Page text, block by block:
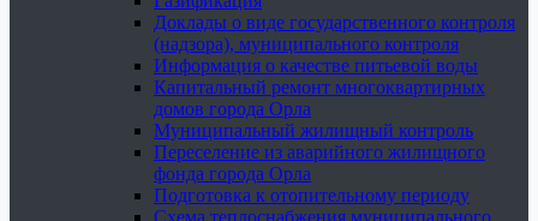
Доклады о виде государственного контроля
(надзора), муниципального контроля
Информация о качестве питьевой воды
Капитальный ремонт многоквартирных
домов города Орла
Муниципальный жилищный контроль
Переселение из аварийного жилищного
фонда города Орла
Подготовка к отопительному периоду
Схема теплоснабжения муниципального